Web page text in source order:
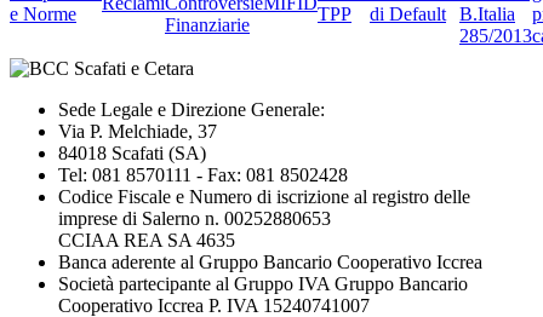
e Norme
Finanziarie
TPP
di Default
B.Italia
285/2013
Sede Legale e Direzione Generale:
Via P. Melchiade, 37
84018 Scafati (SA)
Tel: 081 8570111 - Fax: 081 8502428
Codice Fiscale e Numero di iscrizione al registro delle
imprese di Salerno n. 00252880653
CCIAA REA SA 4635
Banca aderente al Gruppo Bancario Cooperativo Iccrea
Società partecipante al Gruppo IVA Gruppo Bancario
Cooperativo Iccrea P. IVA 15240741007